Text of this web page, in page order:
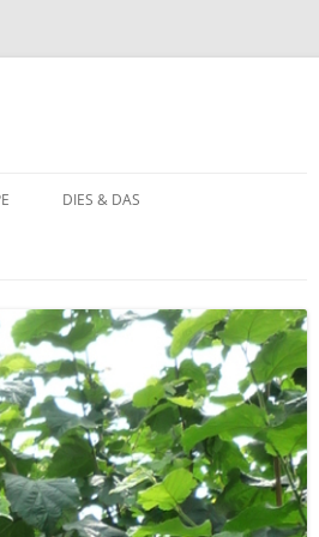
DIES & DAS
NATUR ERLEBEN
UNWETTER IN HOHEHAUS